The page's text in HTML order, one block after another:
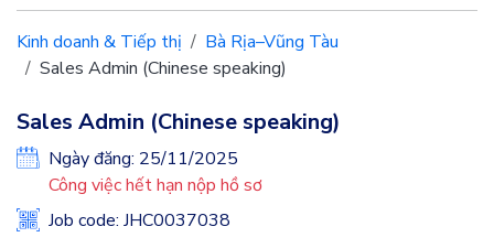
Kinh doanh & Tiếp thị
Bà Rịa–Vũng Tàu
Sales Admin (Chinese speaking)
Sales Admin (Chinese speaking)
Ngày đăng: 25/11/2025
Công việc hết hạn nộp hồ sơ
Job code: JHC0037038